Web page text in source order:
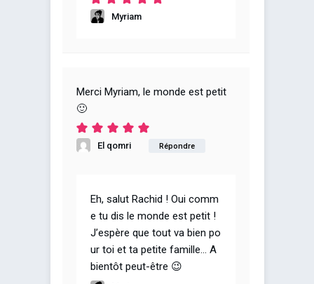
Myriam
Merci Myriam, le monde est petit
🙂
El qomri Répondre
Eh, salut Rachid ! Oui comm
e tu dis le monde est petit !
J’espère que tout va bien po
ur toi et ta petite famille… A
bientôt peut-être 😉